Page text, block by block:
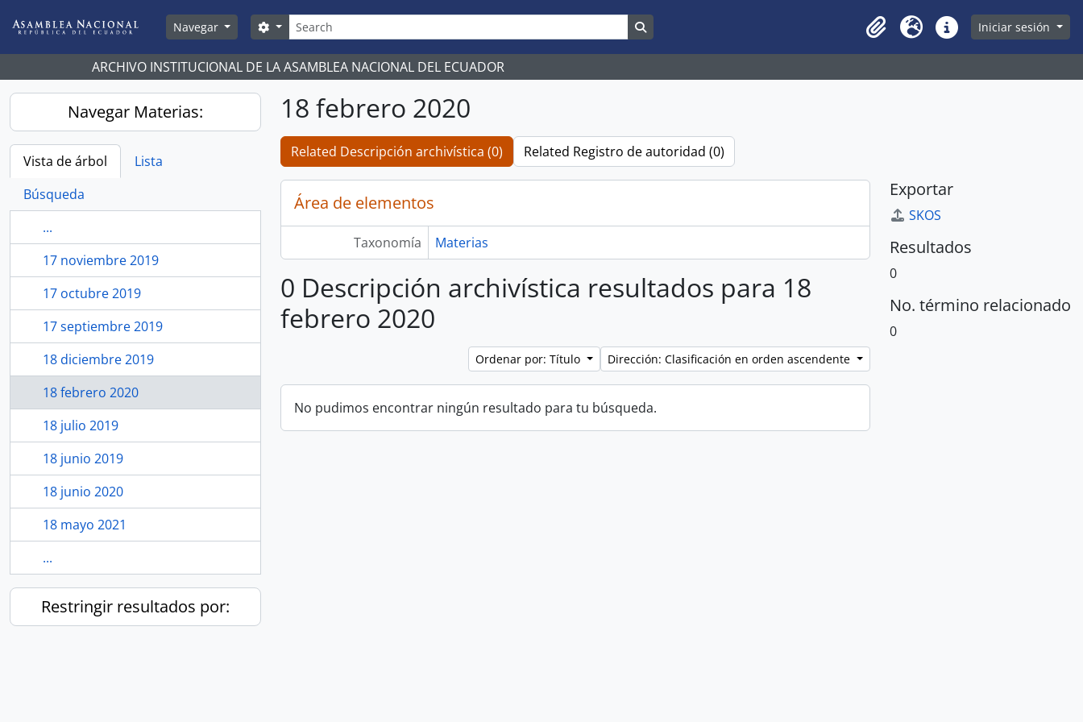
Navegar
Búsqueda
Search options
Clipboard
Idioma Enlaces rápidos
Iniciar sesión
ARCHIVO INSTITUCIONAL DE LA ASAMBLEA NACIONAL DEL ECUADOR
Navegar Materias:
Vista de árbol
Lista
Búsqueda
...
17 noviembre 2019
17 octubre 2019
17 septiembre 2019
18 diciembre 2019
18 febrero 2020
18 julio 2019
18 junio 2019
18 junio 2020
18 mayo 2021
...
Restringir resultados por:
18 febrero 2020
Related Descripción archivística (0) Related Registro de autoridad (0)
Área de elementos
Taxonomía Materias
0 Descripción archivística resultados para 18
febrero 2020
Ordenar por: Título Dirección: Clasificación en orden ascendente
No pudimos encontrar ningún resultado para tu búsqueda.
Exportar
SKOS
Resultados
0
No. término relacionado
0